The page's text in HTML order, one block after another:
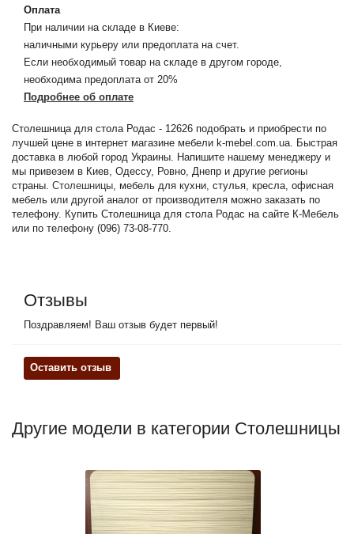
Оплата
При наличии на складе в Киеве:
наличными курьеру или предоплата на счет.
Если необходимый товар на складе в другом городе,
необходима предоплата от 20%
Подробнее об оплате
Столешница для стола Родас - 12626 подобрать и приобрести по
лучшей цене в интернет магазине мебели k-mebel.com.ua. Быстрая
доставка в любой город Украины. Напишите нашему менеджеру и
мы привезем в Киев, Одессу, Ровно, Днепр и другие регионы
страны. Столешницы, мебель для кухни, стулья, кресла, офисная
мебель или другой аналог от производителя можно заказать по
телефону. Купить Столешница для стола Родас на сайте К-Мебель
или по телефону (096) 73-08-770.
Отзывы
Поздравляем! Ваш отзыв будет первый!
Оставить отзыв
Другие модели в категории Столешницы